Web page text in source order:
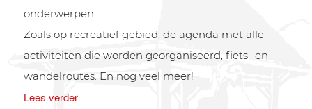
onderwerpen.
Zoals op recreatief gebied, de agenda met alle
activiteiten die worden georganiseerd, fiets- en
wandelroutes. En nog veel meer!
Lees verder